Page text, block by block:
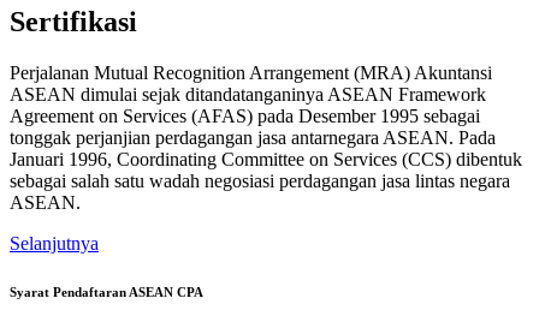
Sertifikasi
Perjalanan Mutual Recognition Arrangement (MRA) Akuntansi
ASEAN dimulai sejak ditandatanganinya ASEAN Framework
Agreement on Services (AFAS) pada Desember 1995 sebagai
tonggak perjanjian perdagangan jasa antarnegara ASEAN. Pada
Januari 1996, Coordinating Committee on Services (CCS) dibentuk
sebagai salah satu wadah negosiasi perdagangan jasa lintas negara
ASEAN.
Selanjutnya
Syarat Pendaftaran ASEAN CPA